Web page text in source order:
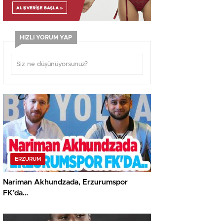
HIZLI YORUM YAP
ERZURUM
Nariman Akhundzada, Erzurumspor
FK’da…